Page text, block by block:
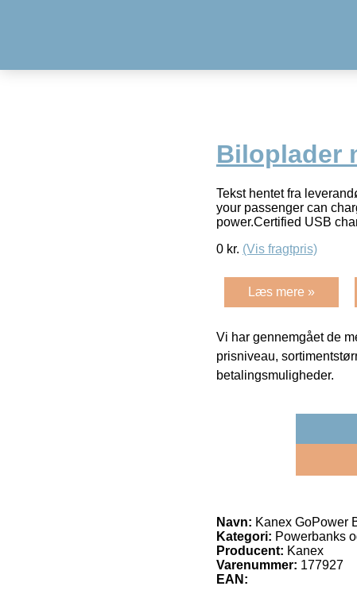
Biloplader
Tekst hentet fra
your passenger can
power.Certified USB
0 kr. (Vis fragtpris)
Læs mere »
Vi har gennemgået de
prisniveau,
betalingsmuligheder.
Navn: Kanex GoPower
Kategori: Powerbanks
Producent: Kanex
Varenummer: 177927
EAN: